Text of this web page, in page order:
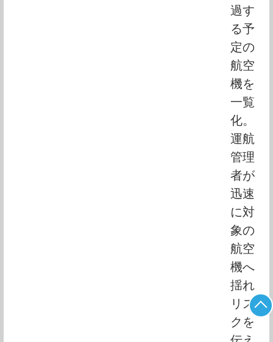
過す
る予
定の
航空
機を
一覧
化。
運航
管理
者が
迅速
に対
象の
航空
機へ
揺れ
リス
クを